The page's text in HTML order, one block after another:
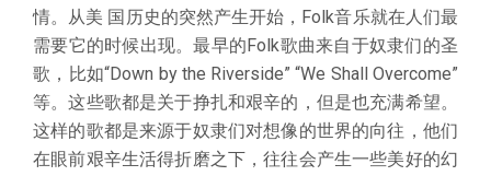
情。从美 国历史的突然产生开始，Folk音乐就在人们最
需要它的时候出现。最早的Folk歌曲来自于奴隶们的圣
歌，比如“Down by the Riverside” “We Shall Overcome”
等。这些歌都是关于挣扎和艰辛的，但是也充满希望。
这样的歌都是来源于奴隶们对想像的世界的向往，他们
在眼前艰辛生活得折磨之下，往往会产生一些美好的幻